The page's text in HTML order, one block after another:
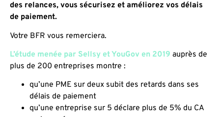
des relances, vous sécurisez et améliorez vos délais
de paiement.
Votre BFR vous remerciera.
L’étude menée par Sellsy et YouGov en 2019 auprès de
plus de 200 entreprises montre :
qu’une PME sur deux subit des retards dans ses
délais de paiement
qu’une entreprise sur 5 déclare plus de 5% du CA